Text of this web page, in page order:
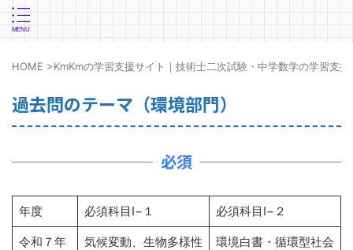
HOME >KmKmの学習支援サイト｜技術士二次試験・中学数学の学習支援
過去問のテーマ（環境部門）
必須
年度 必須科目Ⅰ−１ 必須科目Ⅰ−２
令和７年
気候変動、生物多様性
環境白書・循環型社会